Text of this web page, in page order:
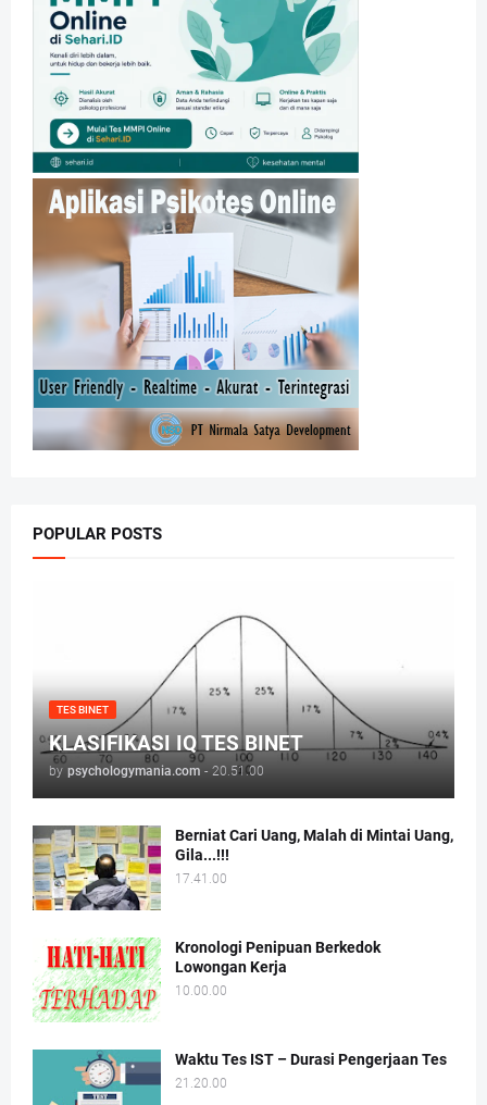
POPULAR POSTS
TES BINET
KLASIFIKASI IQ TES BINET
by psychologymania.com - 20.51.00
Berniat Cari Uang, Malah di Mintai Uang,
Gila...!!!
17.41.00
Kronologi Penipuan Berkedok
Lowongan Kerja
10.00.00
Waktu Tes IST – Durasi Pengerjaan Tes
21.20.00